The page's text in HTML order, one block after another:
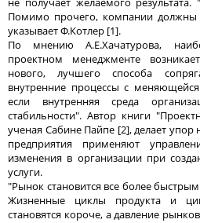
Помимо прочего, компании должны
указывает Ф.Котлер [1].
По мнению А.Е.Хачатурова,
проектном менеджменте
нового, лучшего способа
внутренние процессы с
если внутренняя среда
стабильности". Автор книги
ученая Сабине Пайпе [2], делает упор
предприятия применяют
изменения в организации при
услуги.
"Рынок становится все более
Жизненные циклы продукта и
становятся короче, а давление